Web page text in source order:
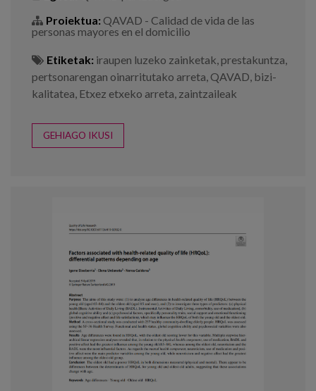
Proiektua: QAVAD - Calidad de vida de las
personas mayores en el domicilio
Etiketak: iraupen luzeko zainketak,prestakuntza,
pertsonarengan oinarritutako arreta, QAVAD, bizi-
kalitatea, Etxez etxeko arreta, zaintzaileak
GEHIAGO IKUSI